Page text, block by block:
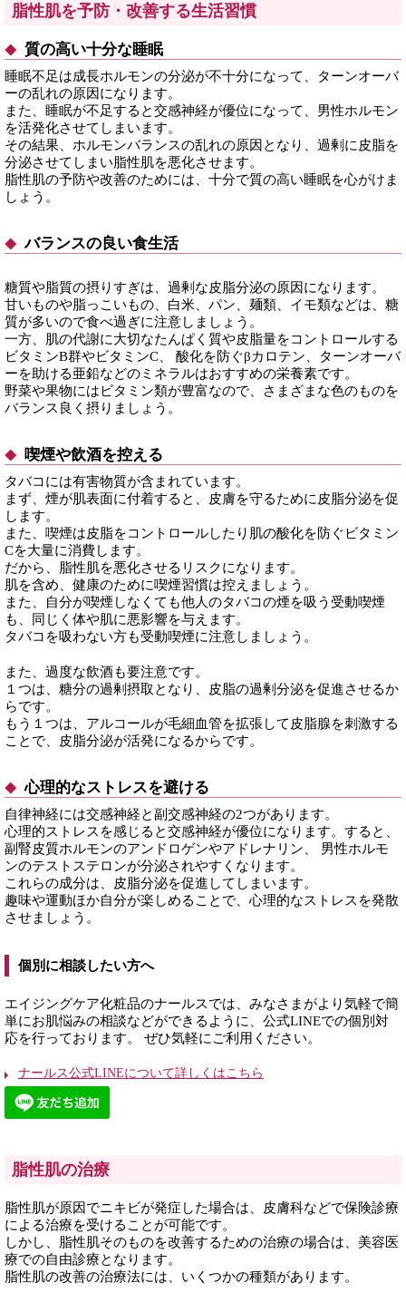
脂性肌を予防・改善する生活習慣
質の高い十分な睡眠
睡眠不足は成長ホルモンの分泌が不十分になって、ターンオーバ
ーの乱れの原因になります。
また、睡眠が不足すると交感神経が優位になって、男性ホルモン
を活発化させてしまいます。
その結果、ホルモンバランスの乱れの原因となり、過剰に皮脂を
分泌させてしまい脂性肌を悪化させます。
脂性肌の予防や改善のためには、十分で質の高い睡眠を心がけま
しょう。
バランスの良い食生活
糖質や脂質の摂りすぎは、過剰な皮脂分泌の原因になります。
甘いものや脂っこいもの、白米、パン、麺類、イモ類などは、糖
質が多いので食べ過ぎに注意しましょう。
一方、肌の代謝に大切なたんぱく質や皮脂量をコントロールする
ビタミンB群やビタミンC、 酸化を防ぐβカロテン、ターンオーバ
ーを助ける亜鉛などのミネラルはおすすめの栄養素です。
野菜や果物にはビタミン類が豊富なので、さまざまな色のものを
バランス良く摂りましょう。
喫煙や飲酒を控える
タバコには有害物質が含まれています。
まず、煙が肌表面に付着すると、皮膚を守るために皮脂分泌を促
します。
また、喫煙は皮脂をコントロールしたり肌の酸化を防ぐビタミン
Cを大量に消費します。
だから、脂性肌を悪化させるリスクになります。
肌を含め、健康のために喫煙習慣は控えましょう。
また、自分が喫煙しなくても他人のタバコの煙を吸う受動喫煙
も、同じく体や肌に悪影響を与えます。
タバコを吸わない方も受動喫煙に注意しましょう。
また、過度な飲酒も要注意です。
１つは、糖分の過剰摂取となり、皮脂の過剰分泌を促進させるか
らです。
もう１つは、アルコールが毛細血管を拡張して皮脂腺を刺激する
ことで、皮脂分泌が活発になるからです。
心理的なストレスを避ける
自律神経には交感神経と副交感神経の2つがあります。
心理的ストレスを感じると交感神経が優位になります。すると、
副腎皮質ホルモンのアンドロゲンやアドレナリン、 男性ホルモ
ンのテストステロンが分泌されやすくなります。
これらの成分は、皮脂分泌を促進してしまいます。
趣味や運動ほか自分が楽しめることで、心理的なストレスを発散
させましょう。
個別に相談したい方へ
エイジングケア化粧品のナールスでは、みなさまがより気軽で簡
単にお肌悩みの相談などができるように、公式LINEでの個別対
応を行っております。 ぜひ気軽にご利用ください。
ナールス公式LINEについて詳しくはこちら
脂性肌の治療
脂性肌が原因でニキビが発症した場合は、皮膚科などで保険診療
による治療を受けることが可能です。
しかし、脂性肌そのものを改善するための治療の場合は、美容医
療での自由診療となります。
脂性肌の改善の治療法には、いくつかの種類があります。